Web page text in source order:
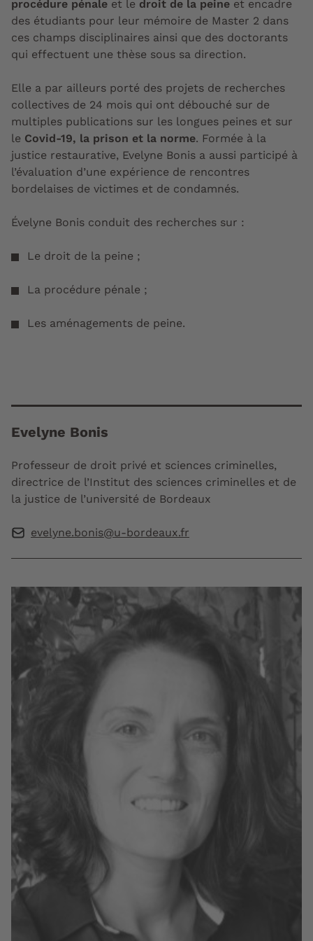
procédure pénale et le droit de la peine et encadre
des étudiants pour leur mémoire de Master 2 dans
ces champs disciplinaires ainsi que des doctorants
qui effectuent une thèse sous sa direction.
Elle a par ailleurs porté des projets de recherches
collectives de 24 mois qui ont débouché sur de
multiples publications sur les longues peines et sur
le Covid-19, la prison et la norme. Formée à la
justice restaurative, Evelyne Bonis a aussi participé à
l’évaluation d’une expérience de rencontres
bordelaises de victimes et de condamnés.
Évelyne Bonis conduit des recherches sur :
Le droit de la peine ;
La procédure pénale ;
Les aménagements de peine.
Evelyne Bonis
Professeur de droit privé et sciences criminelles,
directrice de l’Institut des sciences criminelles et de
la justice de l’université de Bordeaux
evelyne.bonis@u-bordeaux.fr